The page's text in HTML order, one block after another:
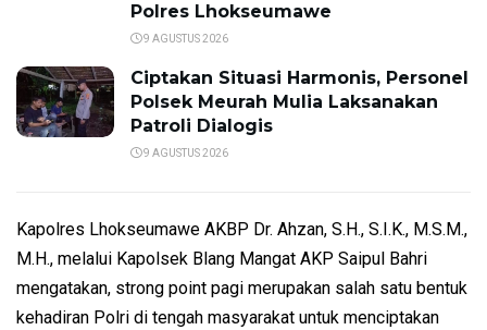
Polres Lhokseumawe
9 AGUSTUS 2026
Ciptakan Situasi Harmonis, Personel
Polsek Meurah Mulia Laksanakan
Patroli Dialogis
9 AGUSTUS 2026
Kapolres Lhokseumawe AKBP Dr. Ahzan, S.H., S.I.K., M.S.M.,
M.H., melalui Kapolsek Blang Mangat AKP Saipul Bahri
mengatakan, strong point pagi merupakan salah satu bentuk
kehadiran Polri di tengah masyarakat untuk menciptakan